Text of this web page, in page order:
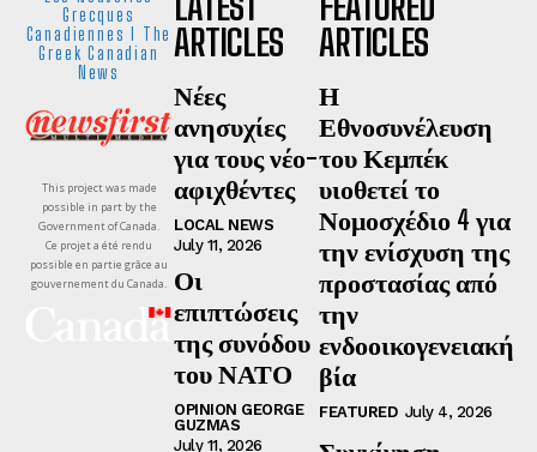
Grecques
Canadiennes I The
Greek Canadian
News
This project was made
possible in part by the
Government of Canada.
Ce projet a été rendu
possible en partie grâce au
gouvernement du Canada.
ARTICLES
Νέες
ανησυχίες
για τους νέο-
αφιχθέντες
LOCAL NEWS
July 11, 2026
Οι
επιπτώσεις
της συνόδου
του ΝΑΤΟ
OPINION GEORGE
GUZMAS
July 11, 2026
ARTICLES
Η
Εθνοσυνέλευση
του Κεμπέκ
υιοθετεί το
Νομοσχέδιο 4 για
την ενίσχυση της
προστασίας από
την
ενδοοικογενειακή
βία
FEATURED July 4, 2026